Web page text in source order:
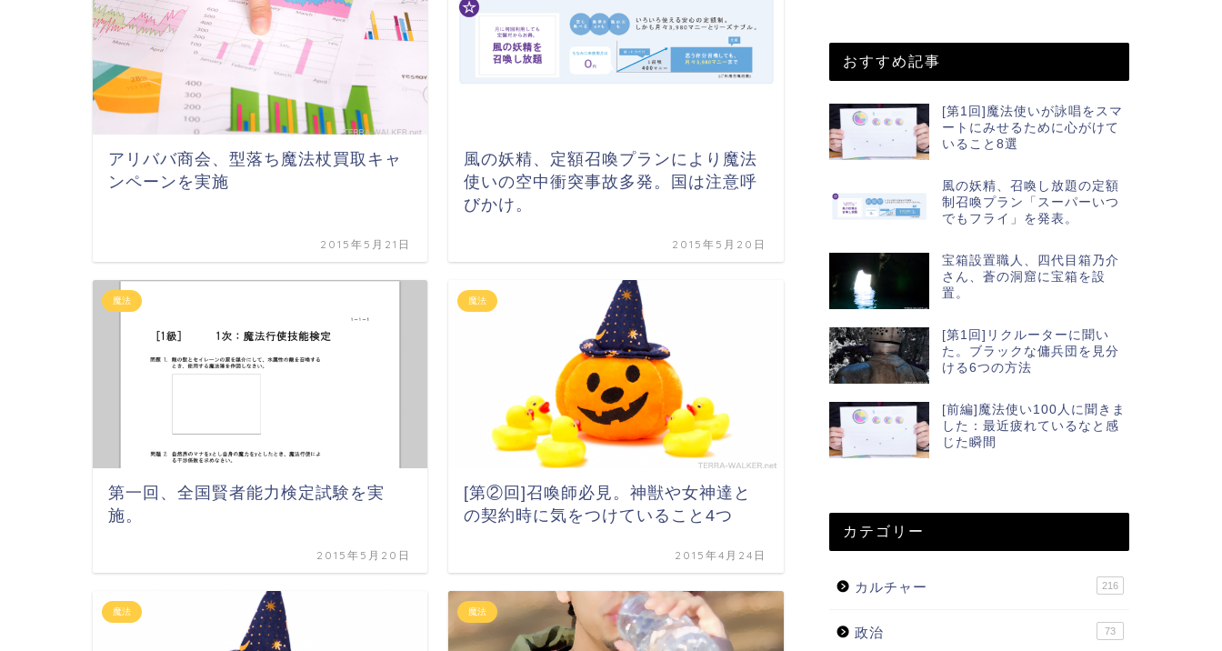
アリババ商会、型落ち魔法杖買取キャ
ンペーンを実施
2015年5月21日
風の妖精、定額召喚プランにより魔法
使いの空中衝突事故多発。国は注意呼
びかけ。
2015年5月20日
魔法
第一回、全国賢者能力検定試験を実
施。
2015年5月20日
魔法
[第②回]召喚師必見。神獣や女神達と
の契約時に気をつけていること4つ
2015年4月24日
魔法 魔法
おすすめ記事
[第1回]魔法使いが詠唱をスマ
ートにみせるために心がけて
いること8選
風の妖精、召喚し放題の定額
制召喚プラン「スーパーいつ
でもフライ」を発表。
宝箱設置職人、四代目箱乃介
さん、蒼の洞窟に宝箱を設
置。
[第1回]リクルーターに聞い
た。ブラックな傭兵団を見分
ける6つの方法
[前編]魔法使い100人に聞きま
した：最近疲れているなと感
じた瞬間
カテゴリー
カルチャー 216
政治 73